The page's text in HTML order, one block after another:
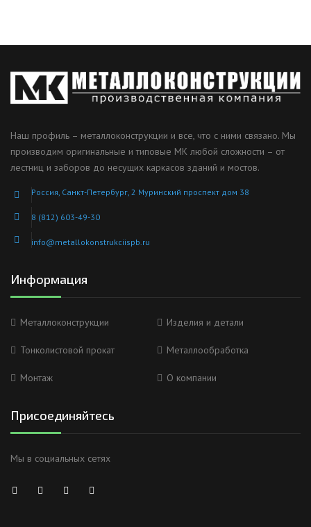
Наш профиль – металлоконструкции и все, что с ними связано. Мы
производим оригинальные и типовые МК любой сложности – от
лестниц и заборов до несущих каркасов зданий и мостов.
Россия, Санкт-Петербург, 2 Муринский проспект дом 38
8 (812) 603-49-30
info@metallokonstrukciispb.ru
Информация
Металлоконструкции Изделия и детали
Тонколистовой прокат Металлообработка
Монтаж О компании
Присоединяйтесь
Мы в социальных сетях